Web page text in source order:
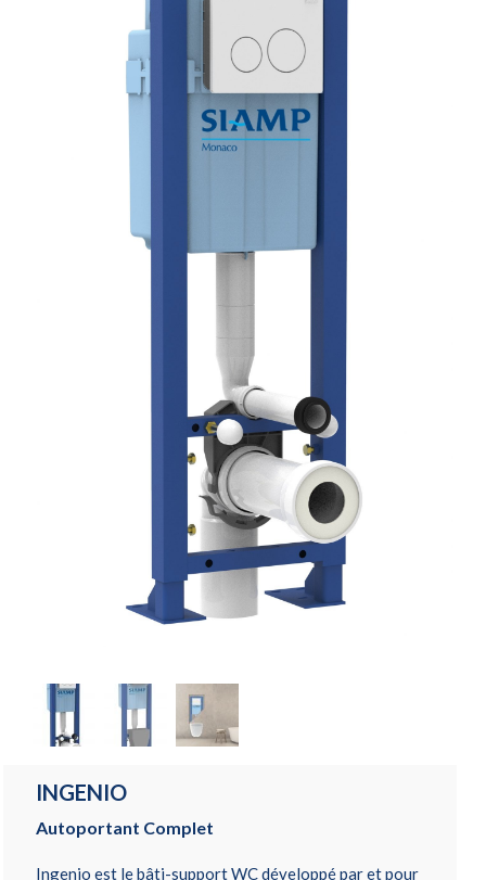
INGENIO
Autoportant Complet
Ingenio est le bâti-support WC développé par et pour